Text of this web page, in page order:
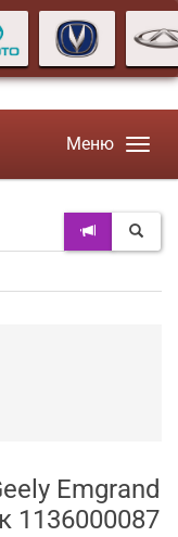
Меню
Emgrand
1136000087